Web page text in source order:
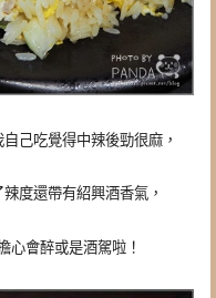
己吃覺得中辣後勁很麻，
度還帶有紹興酒香氣，
心會醉或是酒駕啦！